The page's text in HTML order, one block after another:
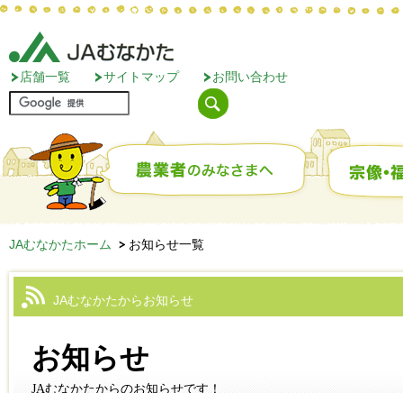
店舗一覧 サイトマップ お問い合わせ
JAむなかたホーム お知らせ一覧
JAむなかたからお知らせ
お知らせ
JAむなかたからのお知らせです！